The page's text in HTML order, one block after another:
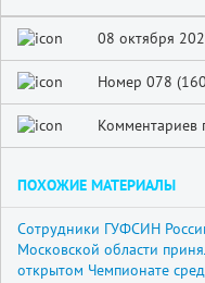
08 октября
Номер 078
Комментариев
ПОХОЖИЕ МАТЕРИАЛЫ
Сотрудники ГУФСИН
Московской области
открытом Чемпионате